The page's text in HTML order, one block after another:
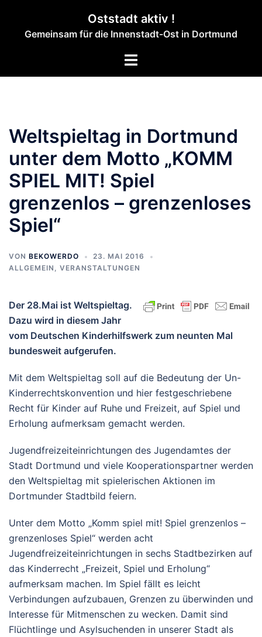
springen
Oststadt aktiv !
Gemeinsam für die Innenstadt-Ost in Dortmund
Menü
Weltspieltag in Dortmund
unter dem Motto „KOMM
SPIEL MIT! Spiel
grenzenlos – grenzenloses
Spiel“
VON BEKOWERDO
23. MAI 2016
ALLGEMEIN , VERANSTALTUNGEN
Der 28.Mai ist Weltspieltag.
Dazu wird in diesem Jahr
vom Deutschen Kinderhilfswerk zum neunten Mal
bundesweit aufgerufen.
Mit dem Weltspieltag soll auf die Bedeutung der Un-
Kinderrechtskonvention und hier festgeschriebene
Recht für Kinder auf Ruhe und Freizeit, auf Spiel und
Erholung aufmerksam gemacht werden.
Jugendfreizeiteinrichtungen des Jugendamtes der
Stadt Dortmund und viele Kooperationspartner werden
den Weltspieltag mit spielerischen Aktionen im
Dortmunder Stadtbild feiern.
Unter dem Motto „Komm spiel mit! Spiel grenzenlos –
grenzenloses Spiel“ werden acht
Jugendfreizeiteinrichtungen in sechs Stadtbezirken auf
das Kinderrecht „Freizeit, Spiel und Erholung“
aufmerksam machen. Im Spiel fällt es leicht
Verbindungen aufzubauen, Grenzen zu überwinden und
Interesse für Mitmenschen zu wecken. Damit sind
Flüchtlinge und Asylsuchenden in unserer Stadt als